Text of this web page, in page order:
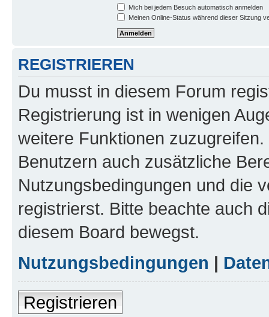
Mich bei jedem Besuch automatisch anmelden
Meinen Online-Status während dieser Sitzung
REGISTRIEREN
Du musst in diesem Forum
Registrierung ist in wenigen
weitere Funktionen
Benutzern auch zusätzliche
Nutzungsbedingungen und die
registrierst. Bitte beachte auch
diesem Board bewegst.
Nutzungsbedingungen |
Registrieren